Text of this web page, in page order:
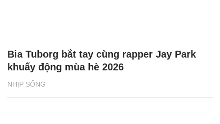
NHỊP SỐNG
Bia Tuborg bắt tay cùng rapper Jay Park
khuấy động mùa hè 2026